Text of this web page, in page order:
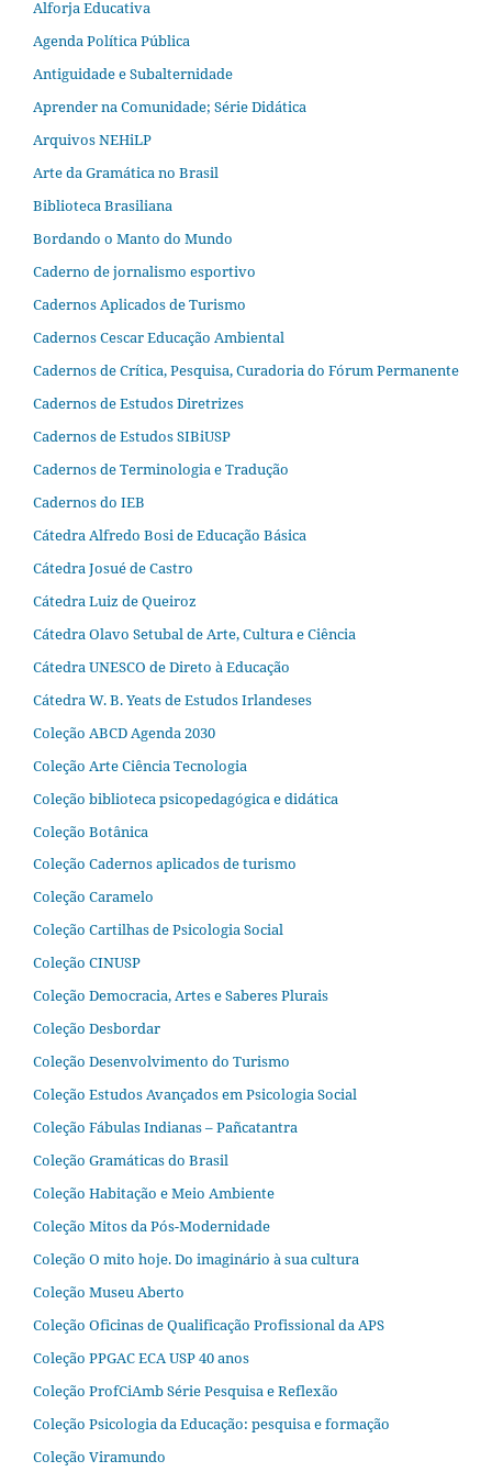
Alforja Educativa
Agenda Política Pública
Antiguidade e Subalternidade
Aprender na Comunidade; Série Didática
Arquivos NEHiLP
Arte da Gramática no Brasil
Biblioteca Brasiliana
Bordando o Manto do Mundo
Caderno de jornalismo esportivo
Cadernos Aplicados de Turismo
Cadernos Cescar Educação Ambiental
Cadernos de Crítica, Pesquisa, Curadoria do Fórum Permanente
Cadernos de Estudos Diretrizes
Cadernos de Estudos SIBiUSP
Cadernos de Terminologia e Tradução
Cadernos do IEB
Cátedra Alfredo Bosi de Educação Básica
Cátedra Josué de Castro
Cátedra Luiz de Queiroz
Cátedra Olavo Setubal de Arte, Cultura e Ciência
Cátedra UNESCO de Direto à Educação
Cátedra W. B. Yeats de Estudos Irlandeses
Coleção ABCD Agenda 2030
Coleção Arte Ciência Tecnologia
Coleção biblioteca psicopedagógica e didática
Coleção Botânica
Coleção Cadernos aplicados de turismo
Coleção Caramelo
Coleção Cartilhas de Psicologia Social
Coleção CINUSP
Coleção Democracia, Artes e Saberes Plurais
Coleção Desbordar
Coleção Desenvolvimento do Turismo
Coleção Estudos Avançados em Psicologia Social
Coleção Fábulas Indianas – Pañcatantra
Coleção Gramáticas do Brasil
Coleção Habitação e Meio Ambiente
Coleção Mitos da Pós-Modernidade
Coleção O mito hoje. Do imaginário à sua cultura
Coleção Museu Aberto
Coleção Oficinas de Qualificação Profissional da APS
Coleção PPGAC ECA USP 40 anos
Coleção ProfCiAmb Série Pesquisa e Reflexão
Coleção Psicologia da Educação: pesquisa e formação
Coleção Viramundo